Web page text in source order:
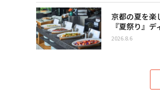
京都の夏を楽
『夏祭り』
2026.8.6